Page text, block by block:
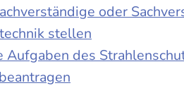
oder
stellen
des